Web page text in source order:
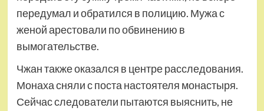
передумал и обратился в полицию. Мужа с
женой арестовали по обвинению в
вымогательстве.
Чжан также оказался в центре расследования.
Монаха сняли с поста настоятеля монастыря.
Сейчас следователи пытаются выяснить, не